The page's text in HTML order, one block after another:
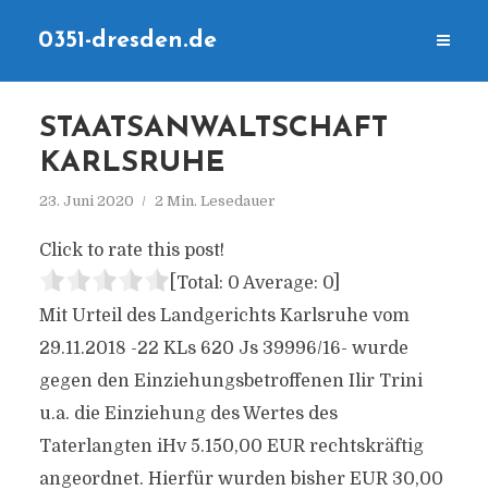
0351-dresden.de
STAATSANWALTSCHAFT
KARLSRUHE
23. Juni 2020 2 Min. Lesedauer
Click to rate this post!
[Total: 0 Average: 0]
Mit Urteil des Landgerichts Karlsruhe vom
29.11.2018 -22 KLs 620 Js 39996/16- wurde
gegen den Einziehungsbetroffenen Ilir Trini
u.a. die Einziehung des Wertes des
Taterlangten iHv 5.150,00 EUR rechtskräftig
angeordnet. Hierfür wurden bisher EUR 30,00